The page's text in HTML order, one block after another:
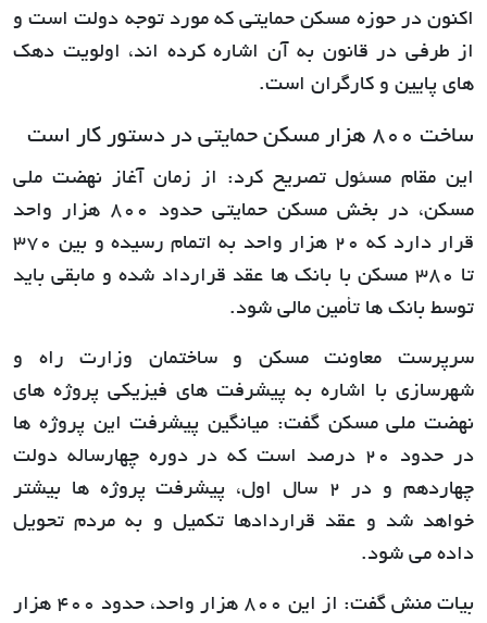
اکنون در حوزه مسکن حمایتی که مورد توجه دولت است و
از طرفی در قانون به آن اشاره کرده اند، اولویت دهک
های پایین و کارگران است.
ساخت 800 هزار مسکن حمایتی در دستور کار است
این مقام مسئول تصریح کرد: از زمان آغاز نهضت ملی
مسکن، در بخش مسکن حمایتی حدود 800 هزار واحد
قرار دارد که 20 هزار واحد به اتمام رسیده و بین 370
تا 380 مسکن با بانک ها عقد قرارداد شده و مابقی باید
توسط بانک ها تأمین مالی شود.
سرپرست معاونت مسکن و ساختمان وزارت راه و
شهرسازی با اشاره به پیشرفت های فیزیکی پروژه های
نهضت ملی مسکن گفت: میانگین پیشرفت این پروژه ها
در حدود 20 درصد است که در دوره چهارساله دولت
چهاردهم و در 2 سال اول، پیشرفت پروژه ها بیشتر
خواهد شد و عقد قراردادها تکمیل و به مردم تحویل
داده می شود.
بیات منش گفت: از این 800 هزار واحد، حدود 400 هزار